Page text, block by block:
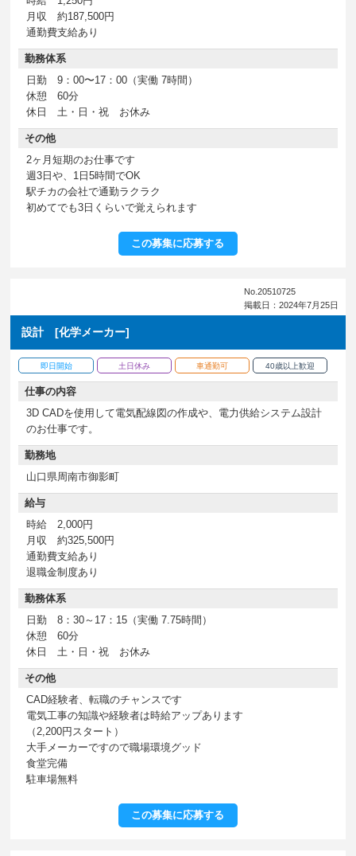
月収 約187,500円
通勤費支給あり
勤務体系
日勤 9：00〜17：00（実働 7時間）
休憩 60分
休日 土・日・祝 お休み
その他
2ヶ月短期のお仕事です
週3日や、1日5時間でOK
駅チカの会社で通勤ラクラク
初めてでも3日くらいで覚えられます
この募集に応募する
No.20510725
掲載日：2024年7月25日
設計 [化学メーカー]
即日開始 土日休み 車通勤可 40歳以上歓迎
仕事の内容
3D CADを使用して電気配線図の作成や、電力供給システム設計
のお仕事です。
勤務地
山口県周南市御影町
給与
時給 2,000円
月収 約325,500円
通勤費支給あり
退職金制度あり
勤務体系
日勤 8：30～17：15（実働 7.75時間）
休憩 60分
休日 土・日・祝 お休み
その他
CAD経験者、転職のチャンスです
電気工事の知識や経験者は時給アップあります
（2,200円スタート）
大手メーカーですので職場環境グッド
食堂完備
駐車場無料
この募集に応募する